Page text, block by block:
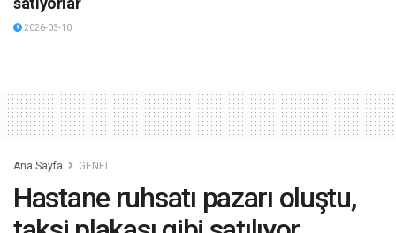
2026-03-10
Ana Sayfa GENEL
Hastane ruhsatı pazarı oluştu,